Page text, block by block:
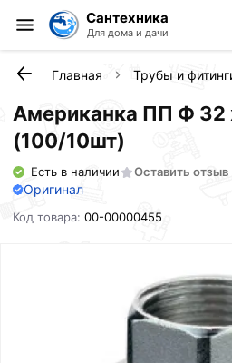
Сантехника
Для дома и дачи
Главная Трубы и
Американка ПП Ф 32
(100/10шт)
Есть в наличии Оставить отзыв
Оригинал
Код товара:00-00000455